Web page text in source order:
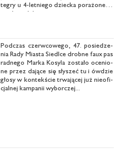
te­gry u 4-let­nie­go dziec­ka po­ra­żo­ne­go
prą­dem elek­trycz­nym.
Pod­czas czerw­co­we­go, 47. po­sie­dze­
nia Ra­dy Mia­sta Sie­dl­ce drob­ne faux pas
rad­ne­go Mar­ka Ko­sy­la zo­sta­ło oce­nio­
ne przez da­ją­ce się sły­szeć tu i ów­dzie
gło­sy w kon­tek­ście trwa­ją­cej już nie­ofi­
cjal­nej kam­pa­nii wy­bor­czej...